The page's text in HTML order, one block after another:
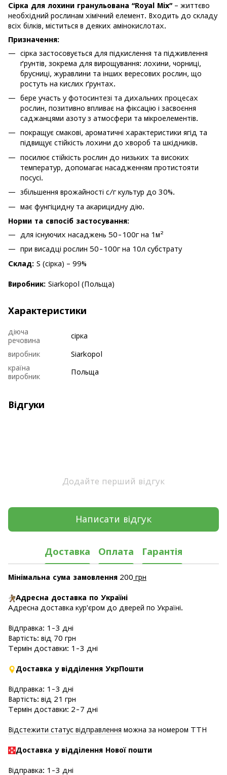
Сірка для лохини гранульована “Royal Mix” – життєво
необхідний рослинам хімічний елемент. Входить до складу
всіх білків, міститься в деяких амінокислотах.
Призначення:
сірка застосовується для підкислення та підживлення
ґрунтів, зокрема для вирощування: лохини, чорниці,
брусниці, журавлини та інших вересових рослин, що
ростуть на кислих ґрунтах.
бере участь у фотосинтезі та дихальних процесах
рослин, позитивно впливає на фіксацію і засвоєння
саджанцями азоту з атмосфери та мікроелементів.
покращує смакові, ароматичні характеристики ягід та
підвищує стійкість лохини до хвороб та шкідників.
посилює стійкість рослин до низьких та високих
температур, допомагає насадженням протистояти
посусі.
збільшення врожайності с/г культур до 30%.
має фунгіцидну та акарицидну дію.
Норми та свпосіб застосування:
для існуючих насаджень 50-100г на 1м²
при висадці рослин 50-100г на 10л субстрату
Склад: S (сірка) – 99%
Виробник: Siarkopol (Польща)
Характеристики
діюча
речовина
сірка
виробник
Siarkopol
країна
виробник
Польща
Відгуки
Додайте перший відгук
Написати відгук
Доставка Оплата Гарантія
Мінімальна сума замовлення 200 грн
Адресна доставка по Україні
Адресна доставка кур'єром до дверей по Україні.
Відправка: 1-3 дні
Вартість: від 70 грн
Термін доставки: 1-3 дні
Доставка у відділення УкрПошти
Відправка: 1-3 дні
Вартість: від 21 грн
Термін доставки: 2-7 дні
Відстежити статус відправлення можна за номером ТТН
Доставка у відділення Нової пошти
Відправка: 1-3 дні